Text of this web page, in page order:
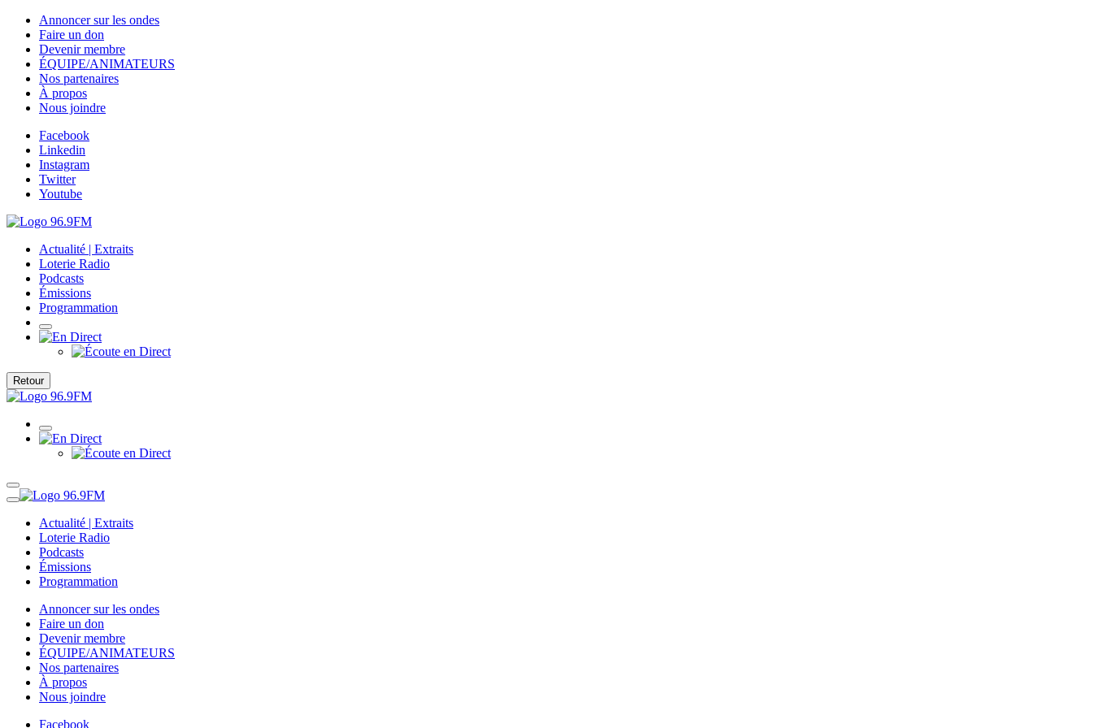
Annoncer sur les ondes
Faire un don
Devenir membre
ÉQUIPE/ANIMATEURS
Nos partenaires
À propos
Nous joindre
Facebook
Linkedin
Instagram
Twitter
Youtube
Actualité | Extraits
Loterie Radio
Podcasts
Émissions
Programmation
Retour
Actualité | Extraits
Loterie Radio
Podcasts
Émissions
Programmation
Annoncer sur les ondes
Faire un don
Devenir membre
ÉQUIPE/ANIMATEURS
Nos partenaires
À propos
Nous joindre
Facebook